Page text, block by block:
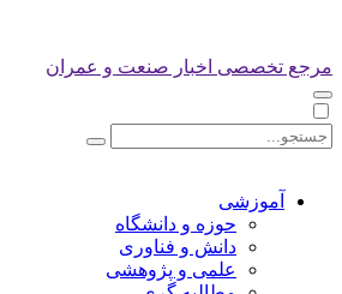
مرجع تخصصی اخبار صنعت و عمران
آموزشی
حوزه و دانشگاه
دانش و فناوری
علمی و پژوهشی